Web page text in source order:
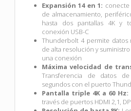
Expansión 14 en 1: conecte
de almacenamiento,
hasta dos pantallas 4K y
conexión USB-C
Thunderbolt 4 permite datos
de alta resolución y
una conexión
Máxima velocidad de
Transferencia de datos
segundos con el puerto
Pantalla triple 4K a 60 Hz:
través de puertos HDMI 2,1,